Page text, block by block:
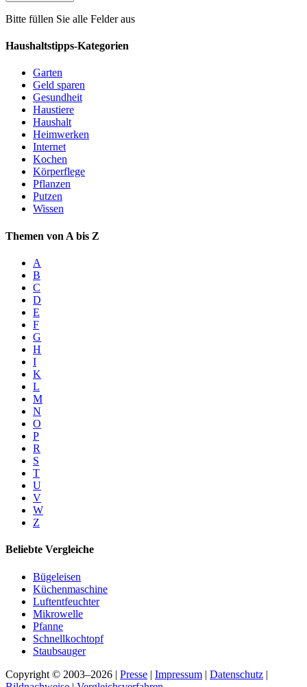
Bitte füllen Sie alle Felder aus
Haushaltstipps-Kategorien
Garten
Geld sparen
Gesundheit
Haustiere
Haushalt
Heimwerken
Internet
Kochen
Körperflege
Pflanzen
Putzen
Wissen
Themen von A bis Z
A
B
C
D
E
F
G
H
I
K
L
M
N
O
P
R
S
T
U
V
W
Z
Beliebte Vergleiche
Bügeleisen
Küchenmaschine
Luftentfeuchter
Mikrowelle
Pfanne
Schnellkochtopf
Staubsauger
Copyright © 2003–2026 | Presse | Impressum | Datenschutz |